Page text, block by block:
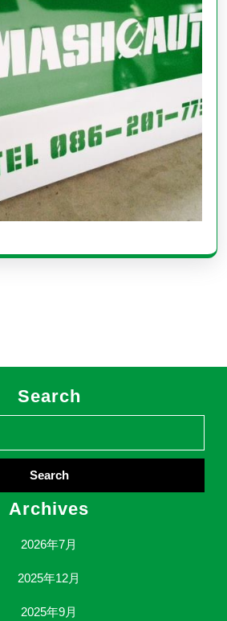
Search
Archives
2026年7月
2025年12月
2025年9月